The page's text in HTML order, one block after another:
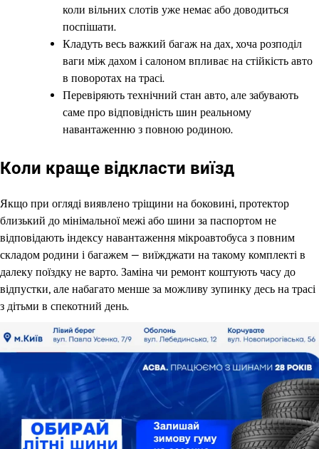
коли вільних слотів уже немає або доводиться
поспішати.
Кладуть весь важкий багаж на дах, хоча розподіл
ваги між дахом і салоном впливає на стійкість авто
в поворотах на трасі.
Перевіряють технічний стан авто, але забувають
саме про відповідність шин реальному
навантаженню з повною родиною.
Коли краще відкласти виїзд
Якщо при огляді виявлено тріщини на боковині, протектор
близький до мінімальної межі або шини за паспортом не
відповідають індексу навантаження мікроавтобуса з повним
складом родини і багажем — виїжджати на такому комплекті в
далеку поїздку не варто. Заміна чи ремонт коштують часу до
відпустки, але набагато менше за можливу зупинку десь на трасі
з дітьми в спекотний день.